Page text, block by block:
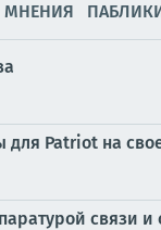
МНЕНИЯ
для Patriot на
связи и